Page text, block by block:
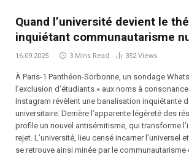
Quand l’université devient le
inquiétant communautarisme
16.09.2025 3 Mins Read 352Views
À Paris-1 Panthéon-Sorbonne, un sondage
l’exclusion d’étudiants « aux noms à
Instagram révèlent une banalisation inquiétante
universitaire. Derrière l’apparente légèreté des
profile un nouvel antisémitisme, qui transforme
rejet. L’université, lieu censé incarner l’universel
se retrouve ainsi minée par le communautarisme